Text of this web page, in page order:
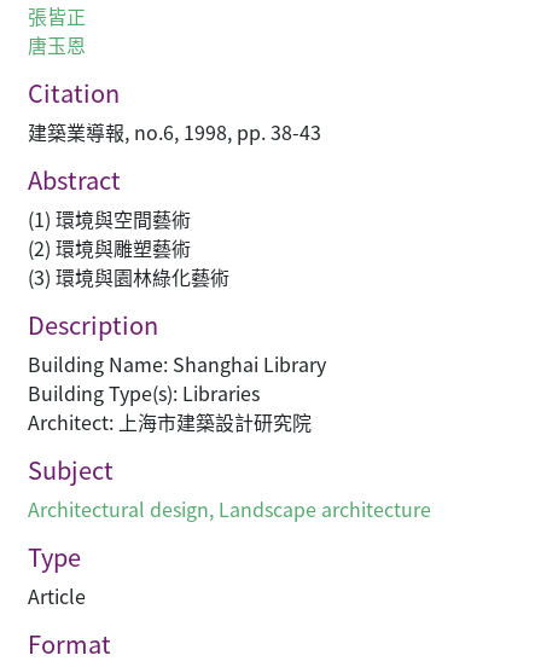
張皆正
唐玉恩
Citation
建築業導報, no.6, 1998, pp. 38-43
Abstract
(1) 環境與空間藝術
(2) 環境與雕塑藝術
(3) 環境與園林綠化藝術
Description
Building Name: Shanghai Library
Building Type(s): Libraries
Architect: 上海市建築設計研究院
Subject
Architectural design, Landscape architecture
Type
Article
Format